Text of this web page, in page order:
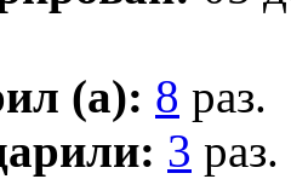
(а): 8 раз.
3 раз.